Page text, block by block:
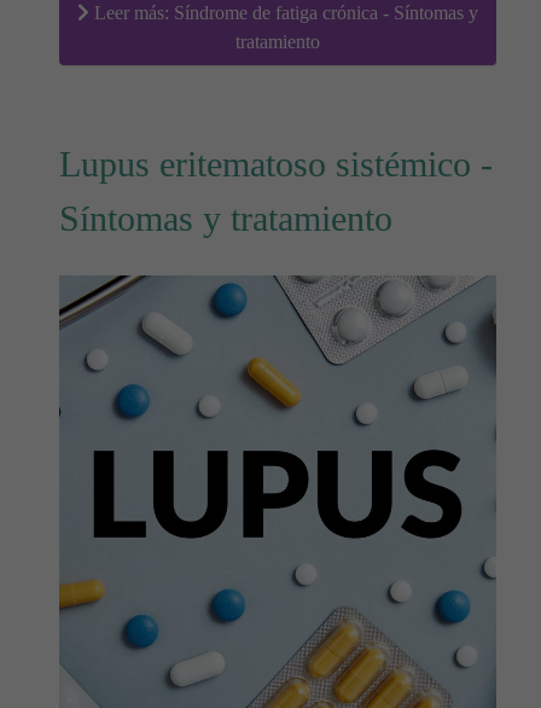
Leer más: Síndrome de fatiga crónica - Síntomas y
tratamiento
Lupus eritematoso sistémico -
Síntomas y tratamiento